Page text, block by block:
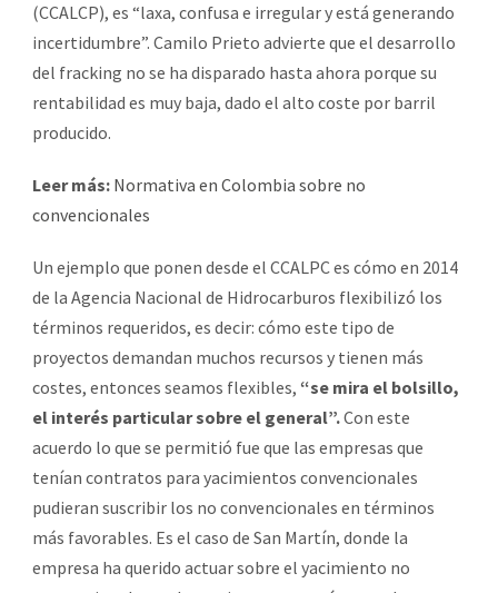
(CCALCP), es “laxa, confusa e irregular y está generando
incertidumbre”. Camilo Prieto advierte que el desarrollo
del fracking no se ha disparado hasta ahora porque su
rentabilidad es muy baja, dado el alto coste por barril
producido.
Leer más: Normativa en Colombia sobre no
convencionales
Un ejemplo que ponen desde el CCALPC es cómo en 2014
de la Agencia Nacional de Hidrocarburos flexibilizó los
términos requeridos, es decir: cómo este tipo de
proyectos demandan muchos recursos y tienen más
costes, entonces seamos flexibles, “se mira el bolsillo,
el interés particular sobre el general”.Con este
acuerdo lo que se permitió fue que las empresas que
tenían contratos para yacimientos convencionales
pudieran suscribir los no convencionales en términos
más favorables. Es el caso de San Martín, donde la
empresa ha querido actuar sobre el yacimiento no